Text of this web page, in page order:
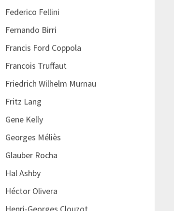
Federico Fellini
Fernando Birri
Francis Ford Coppola
Francois Truffaut
Friedrich Wilhelm Murnau
Fritz Lang
Gene Kelly
Georges Méliès
Glauber Rocha
Hal Ashby
Héctor Olivera
Henri-Georges Clouzot